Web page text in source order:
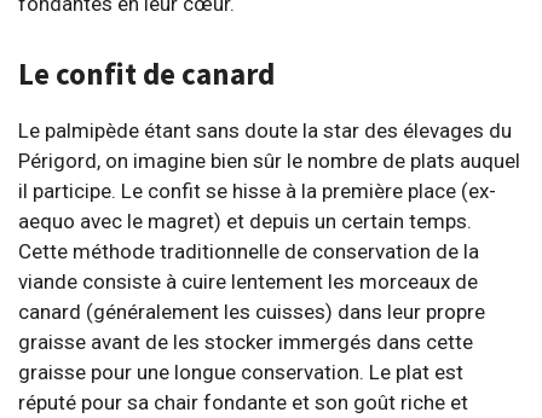
Le confit de canard
Le palmipède étant sans doute la star des élevages du
Périgord, on imagine bien sûr le nombre de plats auquel
il participe. Le confit se hisse à la première place (ex-
aequo avec le magret) et depuis un certain temps.
Cette méthode traditionnelle de conservation de la
viande consiste à cuire lentement les morceaux de
canard (généralement les cuisses) dans leur propre
graisse avant de les stocker immergés dans cette
graisse pour une longue conservation. Le plat est
réputé pour sa chair fondante et son goût riche et